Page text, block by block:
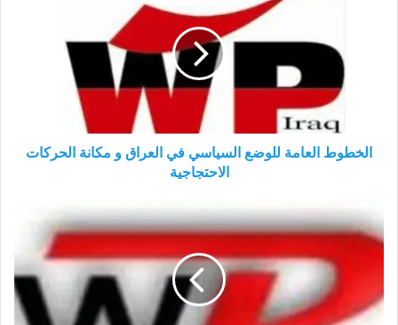
الاحتجاجية
الخطوط العامة للوضع السياسي في العراق و مكانة الحركات
الاحتجاجية
الختامي
للاجتماع
للجنة
المركزية